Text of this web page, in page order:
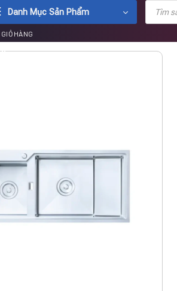
Danh Mục Sản Phẩm
Tìm
kiếm
phẩm
GIỎ HÀNG
0₫